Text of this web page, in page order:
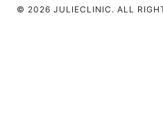
© 2026 JULIECLINIC. ALL